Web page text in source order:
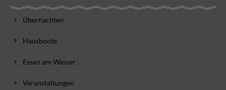
Übernachten
Hausboote
Essen am Wasser
Veranstaltungen